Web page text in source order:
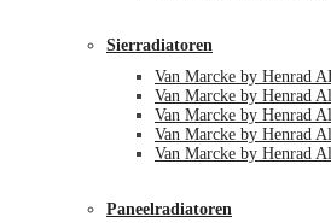
Sierradiatoren
Van Marcke by Henrad
Van Marcke by Henrad
Van Marcke by Henrad
Van Marcke by Henrad
Van Marcke by Henrad
Paneelradiatoren